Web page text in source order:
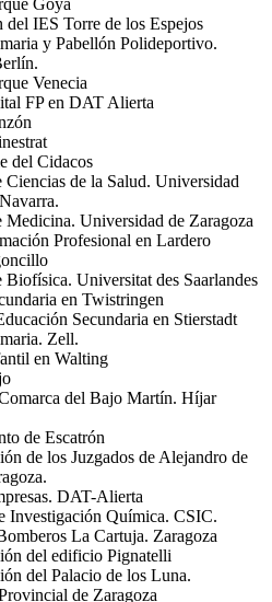
Goya
IES Torre de los Espejos
y Pabellón Polideportivo.
Venecia
FP en DAT Alierta
del Cidacos
Ciencias de la Salud. Universidad
Medicina. Universidad de Zaragoza
Profesional en Lardero
Biofísica. Universitat des Saarlandes
en Twistringen
Secundaria en Stierstadt
Zell.
en Walting
del Bajo Martín. Híjar
de Escatrón
de los Juzgados de Alejandro de
DAT-Alierta
Investigación Química. CSIC.
La Cartuja. Zaragoza
del edificio Pignatelli
del Palacio de los Luna.
de Zaragoza